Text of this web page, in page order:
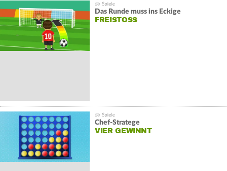
Das Runde muss ins Eckige
FREISTOSS
Chef-Stratege
VIER GEWINNT